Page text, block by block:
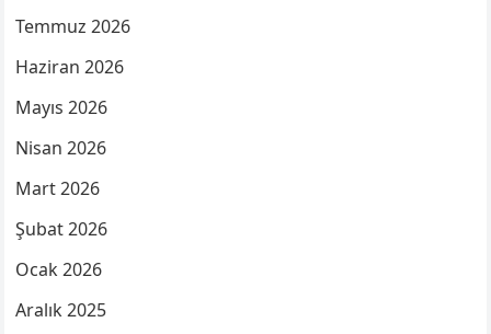
Temmuz 2026
Haziran 2026
Mayıs 2026
Nisan 2026
Mart 2026
Şubat 2026
Ocak 2026
Aralık 2025